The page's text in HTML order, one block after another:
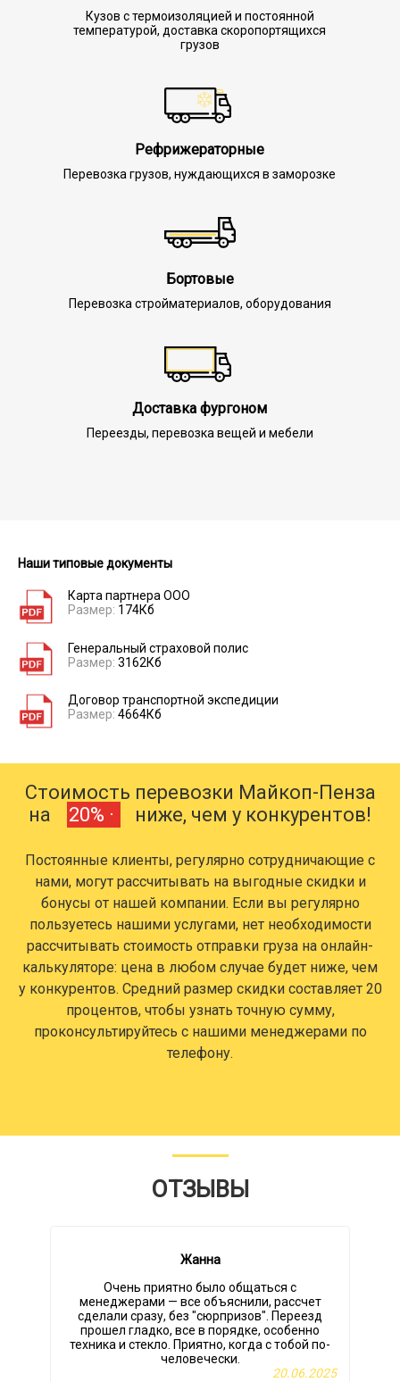
Кузов с термоизоляцией и постоянной
температурой, доставка скоропортящихся
грузов
Рефрижераторные
Перевозка грузов, нуждающихся в заморозке
Бортовые
Перевозка стройматериалов, оборудования
Доставка фургоном
Переезды, перевозка вещей и мебели
Наши типовые документы
Карта партнера ООО
Размер: 174Кб
Генеральный страховой полис
Размер: 3162Кб
Договор транспортной экспедиции
Размер: 4664Кб
Стоимость перевозки Майкоп-Пенза
на
20% · ниже, чем у конкурентов!
Постоянные клиенты, регулярно сотрудничающие с
нами, могут рассчитывать на выгодные скидки и
бонусы от нашей компании. Если вы регулярно
пользуетесь нашими услугами, нет необходимости
рассчитывать стоимость отправки груза на онлайн-
калькуляторе: цена в любом случае будет ниже, чем
у конкурентов. Средний размер скидки составляет 20
процентов, чтобы узнать точную сумму,
проконсультируйтесь с нашими менеджерами по
телефону.
ОТЗЫВЫ
Жанна
Очень приятно было общаться с
менеджерами — все объяснили, рассчет
сделали сразу, без "сюрпризов". Переезд
прошел гладко, все в порядке, особенно
техника и стекло. Приятно, когда с тобой по-
человечески.
20.06.2025